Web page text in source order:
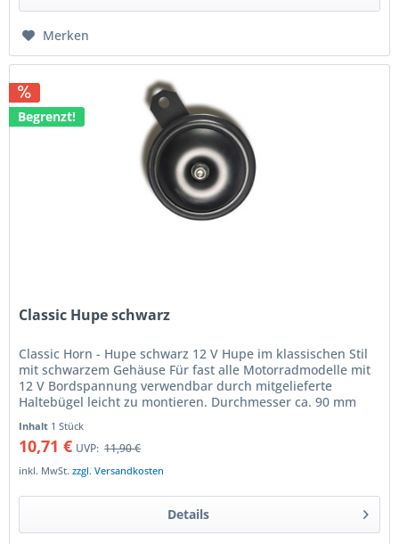
Merken
Begrenzt!
Classic Hupe schwarz
Classic Horn - Hupe schwarz 12 V Hupe im klassischen Stil
mit schwarzem Gehäuse Für fast alle Motorradmodelle mit
12 V Bordspannung verwendbar durch mitgelieferte
Haltebügel leicht zu montieren. Durchmesser ca. 90 mm
Inhalt 1 Stück
10,71 € UVP: 11,90 €
inkl. MwSt.zzgl. Versandkosten
Details